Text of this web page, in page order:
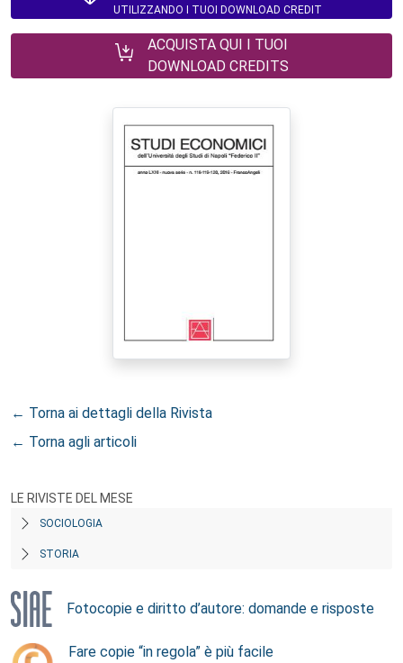
UTILIZZANDO I TUOI DOWNLOAD CREDIT
ACQUISTA QUI I TUOI
DOWNLOAD CREDITS
← Torna ai dettagli della Rivista
← Torna agli articoli
LE RIVISTE DEL MESE
SOCIOLOGIA
STORIA
Fotocopie e diritto d’autore: domande e risposte
Fare copie “in regola” è più facile